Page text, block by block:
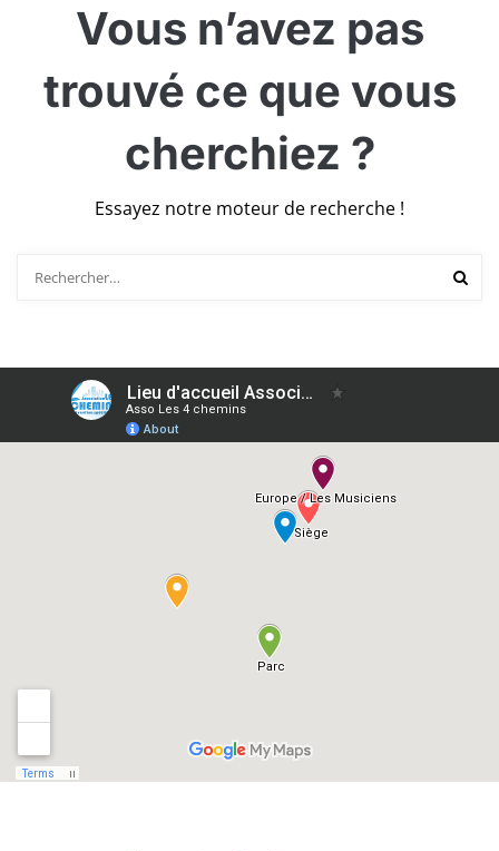
Vous n’avez pas
trouvé ce que vous
cherchiez ?
Essayez notre moteur de recherche !